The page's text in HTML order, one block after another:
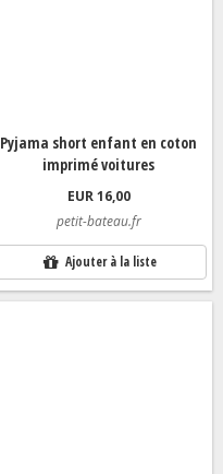
Pyjama short enfant en coton
imprimé voitures
EUR 16,00
petit-bateau.fr
Ajouter à la liste